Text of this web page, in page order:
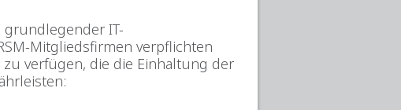
IT-
Mitgliedsfirmen verpflichten
verfügen, die die Einhaltung der